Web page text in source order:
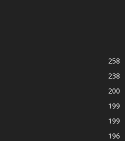
258
238
200
199
199
196